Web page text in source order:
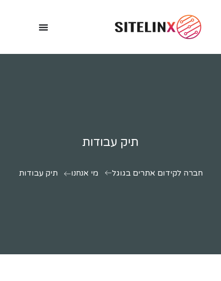
תיק עבודות
חברה לקידום אתרים בגוגל מי אנחנו תיק עבודות